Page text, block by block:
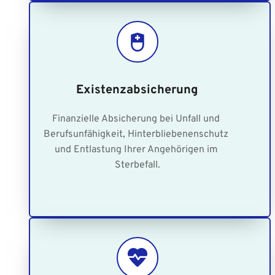
Existenzabsicherung
Finanzielle Absicherung bei Unfall und
Berufsunfähigkeit, Hinterbliebenenschutz
und Entlastung Ihrer Angehörigen im
Sterbefall.